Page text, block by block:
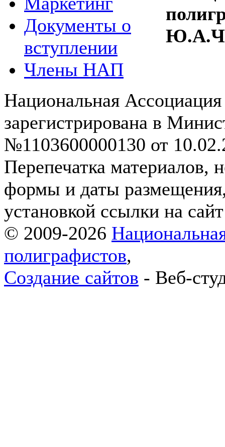
Документы о
вступлении
Члены НАП
Национальная
зарегистрирована в
№1103600000130 от
Перепечатка материалов,
формы и даты
установкой ссылки на
© 2009-2026
полиграфистов,
Создание сайтов - Веб-